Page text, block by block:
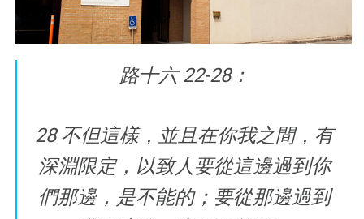
路十六 22-28：
28 不但這樣，並且在你我之間，有
深淵限定，以致人要從這邊過到你
們那邊，是不能的；要從那邊過到